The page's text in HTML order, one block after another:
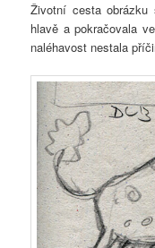
Životní cesta
hlavě a pokračovala
naléhavost nestala